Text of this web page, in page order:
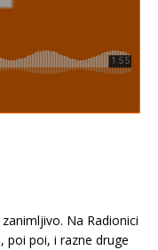
Na Radionici
poi poi, i razne druge